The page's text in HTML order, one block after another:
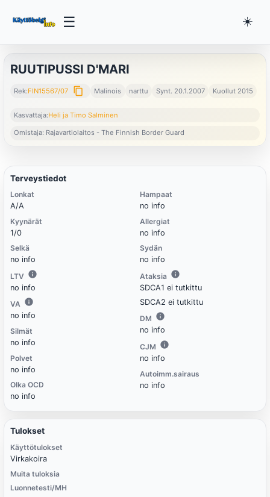
☰ ☀️
RUUTIPUSSI D'MARI
Rek:FIN15567/07 content_copy Malinois narttu Synt. 20.1.2007 Kuollut 2015
Kasvattaja:Heli ja Timo Salminen
Omistaja: Rajavartiolaitos - The Finnish Border Guard
Terveystiedot
Lonkat
A/A
Kyynärät
1/0
Selkä
no info
LTV
no info
VA
no info
Silmät
no info
Polvet
no info
Olka OCD
no info
Hampaat
no info
Allergiat
no info
Sydän
no info
Ataksia
SDCA1 ei tutkittu
SDCA2 ei tutkittu
DM
no info
CJM
no info
Autoimm.sairaus
no info
Tulokset
Käyttötulokset
Virkakoira
Muita tuloksia
Luonnetesti/MH